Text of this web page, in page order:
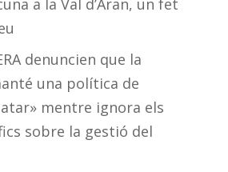
a la Val d’Aran, un fet
denuncien que la
una política de
mentre ignora els
sobre la gestió del